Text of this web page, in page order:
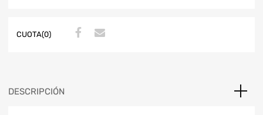
CUOTA(0)
DESCRIPCIÓN